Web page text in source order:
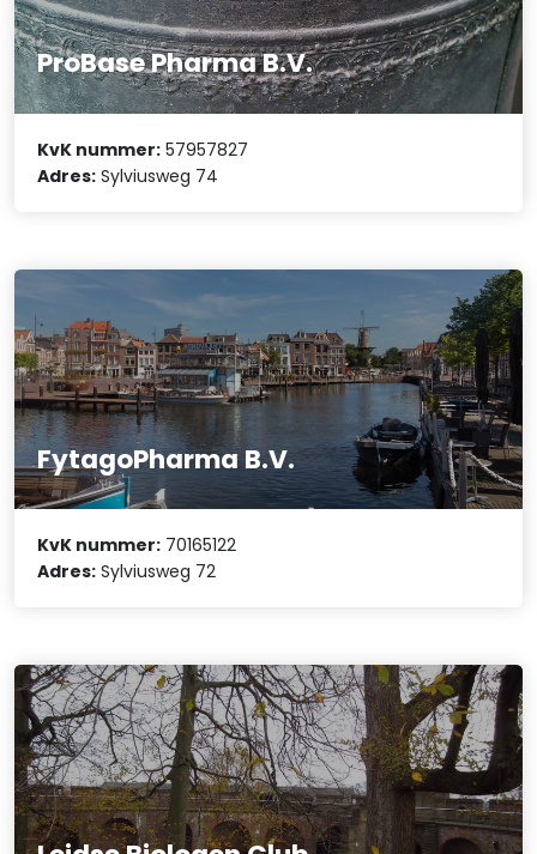
ProBase Pharma B.V.
KvK nummer: 57957827
Adres: Sylviusweg 74
FytagoPharma B.V.
KvK nummer: 70165122
Adres: Sylviusweg 72